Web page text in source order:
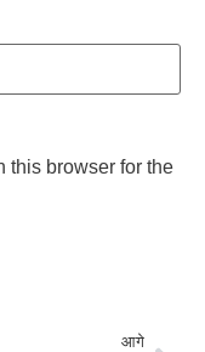
this browser for the
आगे